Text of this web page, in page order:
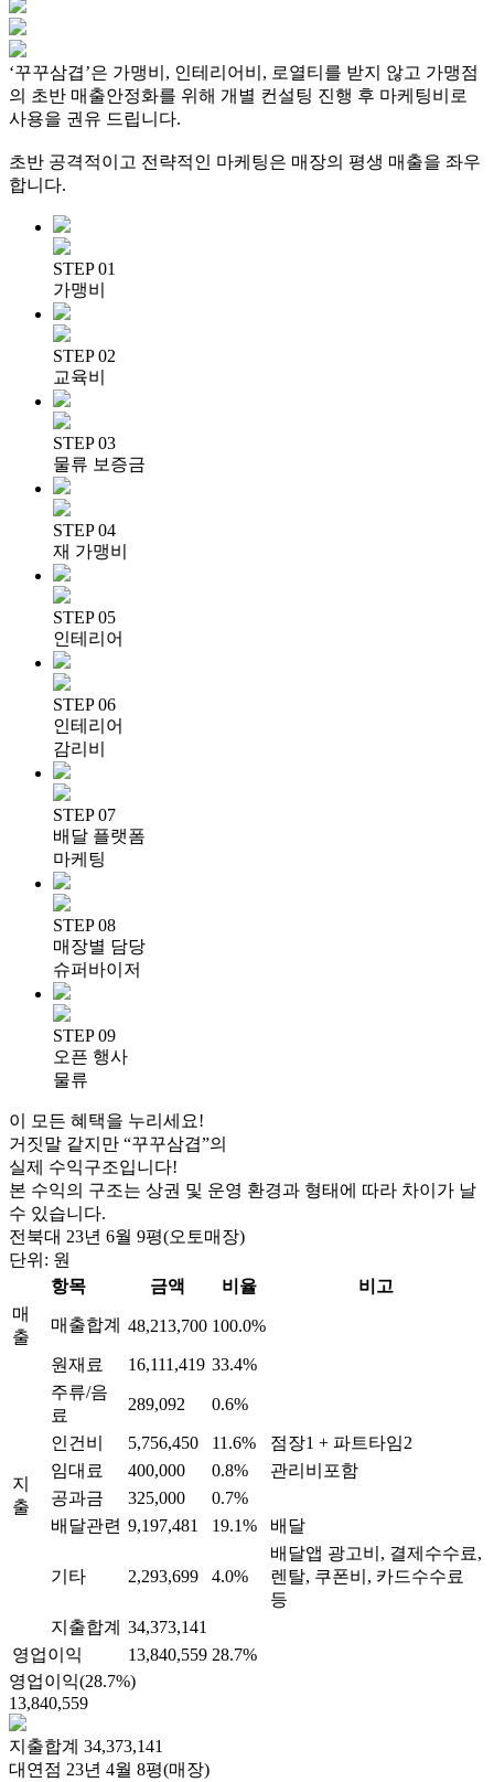
‘꾸꾸삼겹’은 가맹비, 인테리어비, 로열티를 받지 않고 가맹점
의 초반 매출안정화를 위해 개별 컨설팅 진행 후 마케팅비로
사용을 권유 드립니다.
초반 공격적이고 전략적인 마케팅은 매장의 평생 매출을 좌우
합니다.
STEP 01
가맹비
STEP 02
교육비
STEP 03
물류 보증금
STEP 04
재 가맹비
STEP 05
인테리어
STEP 06
인테리어
감리비
STEP 07
배달 플랫폼
마케팅
STEP 08
매장별 담당
슈퍼바이저
STEP 09
오픈 행사
물류
이 모든 혜택을 누리세요!
거짓말 같지만 “꾸꾸삼겹”의
실제 수익구조입니다!
본 수익의 구조는 상권 및 운영 환경과 형태에 따라 차이가 날
수 있습니다.
전북대 23년 6월 9평(오토매장)
단위: 원
항목
금액 비율
비고
매
출
매출합계 48,213,700 100.0%
지
출
원재료 16,111,419 33.4%
주류/음
료
289,092 0.6%
인건비 5,756,450 11.6%
점장1 + 파트타임2
임대료
400,000 0.8%
관리비포함
공과금
325,000
0.7%
배달관련 9,197,481 19.1% 배달
기타 2,293,699 4.0%
배달앱 광고비, 결제수수료,
렌탈, 쿠폰비, 카드수수료
등
지출합계
34,373,141
영업이익
13,840,559 28.7%
영업이익(28.7%)
13,840,559
지출합계 34,373,141
대연점 23년 4월 8평(매장)